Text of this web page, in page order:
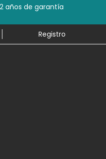
años de garantía
Registro